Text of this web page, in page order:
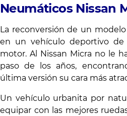
Neumáticos Nissan
La reconversión de un
en un vehículo deportivo de
motor. Al Nissan Micra no le
paso de los años,
última versión su cara más
Un vehículo urbanita por
equipar con las mejores